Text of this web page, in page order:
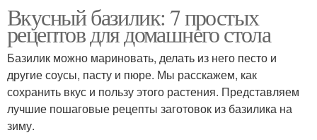
Вкусный базилик: 7 простых
рецептов для домашнего стола
Базилик можно мариновать, делать из него песто и
другие соусы, пасту и пюре. Мы расскажем, как
сохранить вкус и пользу этого растения. Представляем
лучшие пошаговые рецепты заготовок из базилика на
зиму.